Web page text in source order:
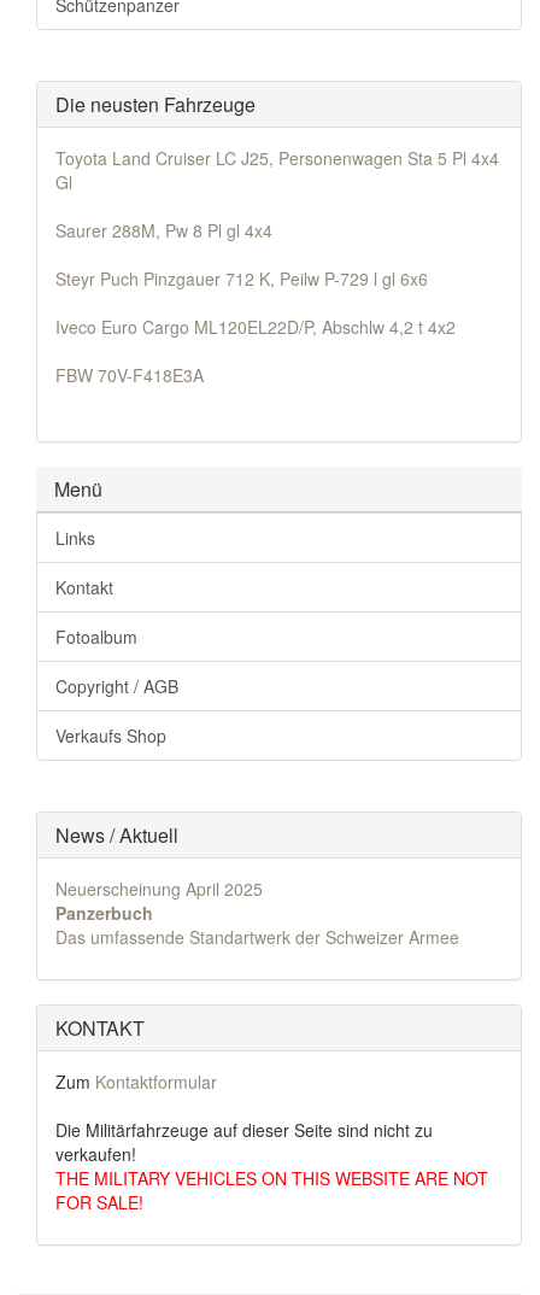
Schützenpanzer
Die neusten Fahrzeuge
Toyota Land Cruiser LC J25, Personenwagen Sta 5 Pl 4x4
Gl
Saurer 288M, Pw 8 Pl gl 4x4
Steyr Puch Pinzgauer 712 K, Peilw P-729 l gl 6x6
Iveco Euro Cargo ML120EL22D/P, Abschlw 4,2 t 4x2
FBW 70V-F418E3A
Menü
Links
Kontakt
Fotoalbum
Copyright / AGB
Verkaufs Shop
News / Aktuell
Neuerscheinung April 2025
Panzerbuch
Das umfassende Standartwerk der Schweizer Armee
KONTAKT
Zum Kontaktformular
Die Militärfahrzeuge auf dieser Seite sind nicht zu
verkaufen!
THE MILITARY VEHICLES ON THIS WEBSITE ARE NOT
FOR SALE!